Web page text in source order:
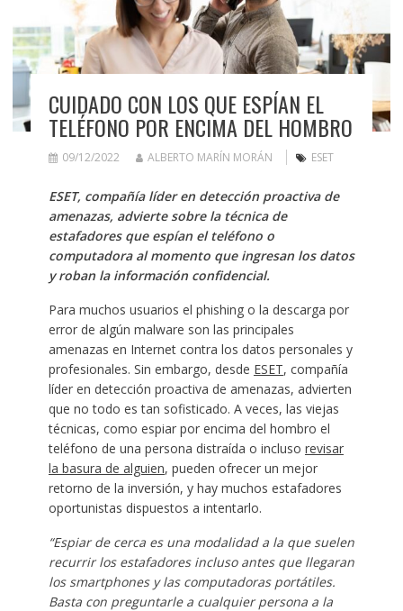
CUIDADO CON LOS QUE ESPÍAN EL
TELÉFONO POR ENCIMA DEL HOMBRO
09/12/2022 ALBERTO MARÍN MORÁN ESET
ESET, compañía líder en detección proactiva de
amenazas, advierte sobre la técnica de
estafadores que espían el teléfono o
computadora al momento que ingresan los datos
y roban la información confidencial.
Para muchos usuarios el phishing o la descarga por
error de algún malware son las principales
amenazas en Internet contra los datos personales y
profesionales. Sin embargo, desde ESET, compañía
líder en detección proactiva de amenazas, advierten
que no todo es tan sofisticado. A veces, las viejas
técnicas, como espiar por encima del hombro el
teléfono de una persona distraída o incluso revisar
la basura de alguien, pueden ofrecer un mejor
retorno de la inversión, y hay muchos estafadores
oportunistas dispuestos a intentarlo.
“Espiar de cerca es una modalidad a la que suelen
recurrir los estafadores incluso antes que llegaran
los smartphones y las computadoras portátiles.
Basta con preguntarle a cualquier persona a la